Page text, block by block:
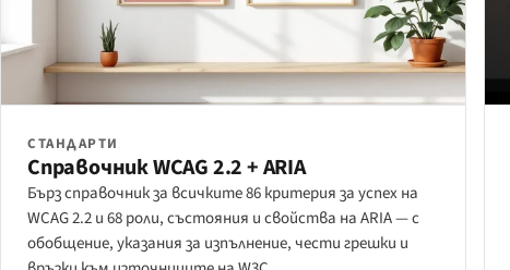
СТАНДАРТИ
Справочник WCAG 2.2 + ARIA
Бърз справочник за всичките 86 критерия за успех на
WCAG 2.2 и 68 роли, състояния и свойства на ARIA — с
обобщение, указания за изпълнение, чести грешки и